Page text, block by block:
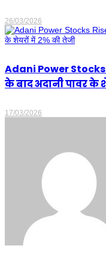
26/03/2026
Adani Power Stocks
के बाद अदानी पावर के
17/03/2026